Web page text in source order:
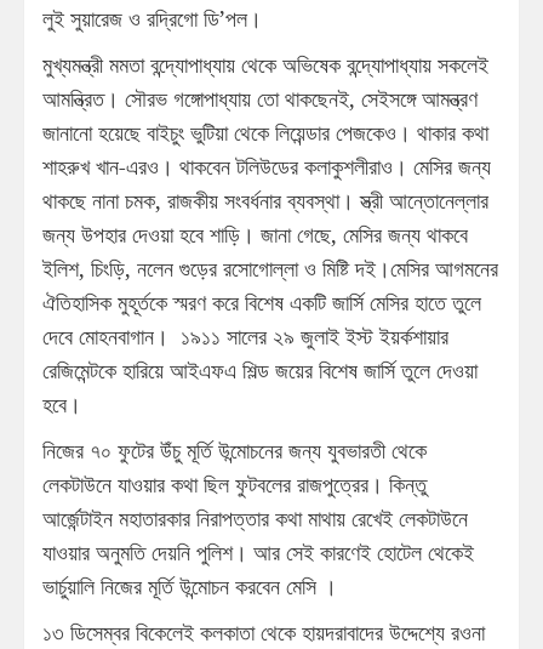
লুই সুয়ারেজ ও রদ্রিগো ডি’পল।
মুখ্যমন্ত্রী মমতা বন্দ্যোপাধ্যায় থেকে অভিষেক বন্দ্যোপাধ্যায় সকলেই
আমন্ত্রিত। সৌরভ গঙ্গোপাধ্যায় তো থাকছেনই, সেইসঙ্গে আমন্ত্রণ
জানানো হয়েছে বাইচুং ভুটিয়া থেকে লিয়েন্ডার পেজকেও। থাকার কথা
শাহরুখ খান-এরও। থাকবেন টলিউডের কলাকুশলীরাও। মেসির জন্য
থাকছে নানা চমক, রাজকীয় সংবর্ধনার ব্যবস্থা। স্ত্রী আন্তোনেল্লার
জন্য উপহার দেওয়া হবে শাড়ি। জানা গেছে, মেসির জন্য থাকবে
ইলিশ, চিংড়ি, নলেন গুড়ের রসোগোল্লা ও মিষ্টি দই।মেসির আগমনের
ঐতিহাসিক মুহূর্তকে স্মরণ করে বিশেষ একটি জার্সি মেসির হাতে তুলে
দেবে মোহনবাগান। ১৯১১ সালের ২৯ জুলাই ইস্ট ইয়র্কশায়ার
রেজিমেন্টকে হারিয়ে আইএফএ শিল্ড জয়ের বিশেষ জার্সি তুলে দেওয়া
হবে।
নিজের ৭০ ফুটের উঁচু মূর্তি উন্মোচনের জন্য যুবভারতী থেকে
লেকটাউনে যাওয়ার কথা ছিল ফুটবলের রাজপুত্রের। কিন্তু
আর্জেন্টাইন মহাতারকার নিরাপত্তার কথা মাথায় রেখেই লেকটাউনে
যাওয়ার অনুমতি দেয়নি পুলিশ। আর সেই কারণেই হোটেল থেকেই
ভার্চুয়ালি নিজের মূর্তি উন্মোচন করবেন মেসি ।
১৩ ডিসেম্বর বিকেলেই কলকাতা থেকে হায়দরাবাদের উদ্দেশ্যে রওনা